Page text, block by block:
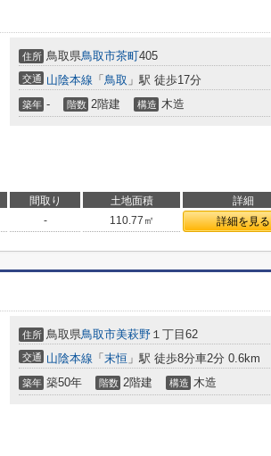
住所 鳥取県鳥取市茶町405
交通 山陰本線 「 鳥取 」駅 徒歩17分
築年 - 階数 2階建 構造 木造
間取り 土地面積 詳細
- 110.77㎡ 詳細を見る
住所 鳥取県鳥取市美萩野 １丁目62
交通 山陰本線 「 末恒 」駅 徒歩8分車2分 0.6km
築年 築50年 階数 2階建 構造 木造